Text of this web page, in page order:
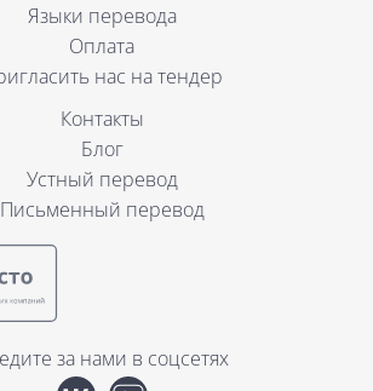
Языки перевода
Оплата
нас на тендер
Контакты
Блог
Устный перевод
Письменный перевод
за нами в соцсетях